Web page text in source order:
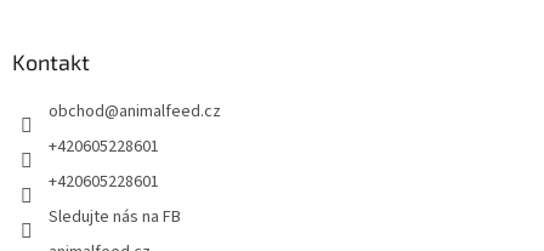
Kontakt
obchod@animalfeed.cz
+420605228601
+420605228601
Sledujte nás na FB